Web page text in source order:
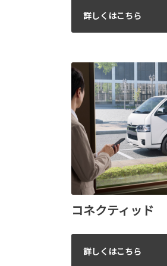
詳しくはこちら
コネクティッド
詳しくはこちら